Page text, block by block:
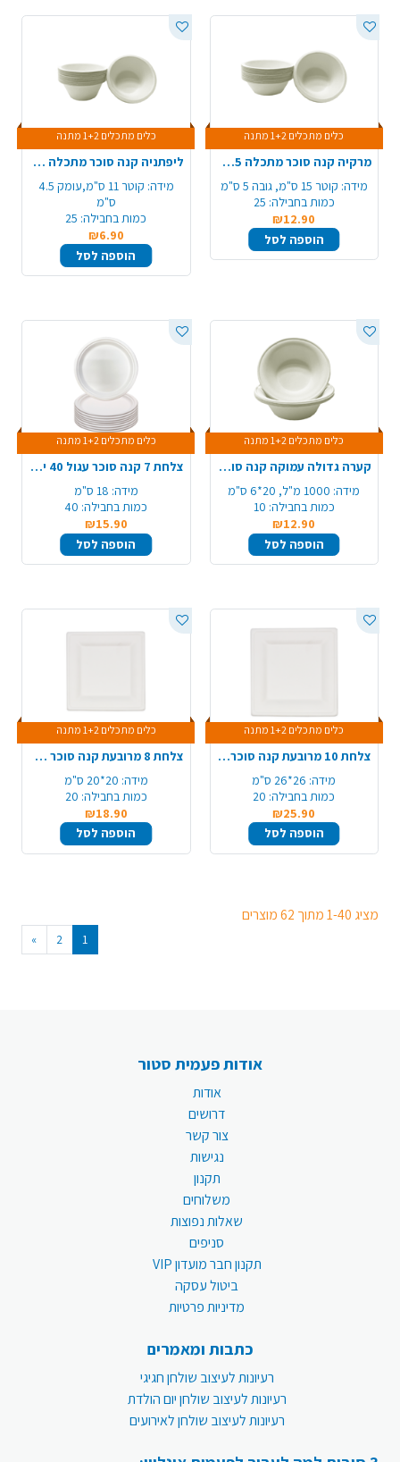
כלים מתכלים 1+2 מתנה
מרקיה קנה סוכר מתכלה 25 יח' - לבן
מידה: קוטר 15 ס"מ, גובה 5 ס"מ
כמות בחבילה: 25
₪12.90
הוספה לסל
כלים מתכלים 1+2 מתנה
ליפתניה קנה סוכר מתכלה 25 יח' - לבן
מידה:
קוטר 11 ס"מ,עומק 4.5
ס"מ
כמות בחבילה: 25
₪6.90
הוספה לסל
כלים מתכלים 1+2 מתנה
קערה גדולה עמוקה קנה סוכר 10 יח' - לבן
מידה: 1000 מ"ל, 20*6 ס"מ
כמות בחבילה: 10
₪12.90
הוספה לסל
כלים מתכלים 1+2 מתנה
צלחת 7 קנה סוכר עגול 40 יח' - לבן
מידה: 18 ס"מ
כמות בחבילה: 40
₪15.90
הוספה לסל
כלים מתכלים 1+2 מתנה
צלחת 10 מרובעת קנה סוכר 20 יח' - גדול
מידה: 26*26 ס"מ
כמות בחבילה: 20
₪25.90
הוספה לסל
כלים מתכלים 1+2 מתנה
צלחת 8 מרובעת קנה סוכר 20 יח' - בינוני
מידה: 20*20 ס"מ
כמות בחבילה: 20
₪18.90
הוספה לסל
מציג 1-40 מתוך 62 מוצרים
1
2
»
אודות פעמית סטור
אודות
דרושים
צור קשר
נגישות
תקנון
משלוחים
שאלות נפוצות
סניפים
תקנון חבר מועדון VIP
ביטול עסקה
מדיניות פרטיות
כתבות ומאמרים
רעיונות לעיצוב שולחן חגיגי
רעיונות לעיצוב שולחן יום הולדת
רעיונות לעיצוב שולחן לאירועים